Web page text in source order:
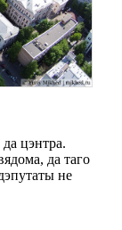
цэнтра.
да таго
не